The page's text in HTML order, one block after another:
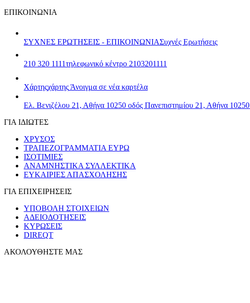
ΕΠΙΚΟΙΝΩΝΙΑ
ΣΥΧΝΕΣ ΕΡΩΤΗΣΕΙΣ - ΕΠΙΚΟΙΝΩΝΙΑΣυχνές Ερωτήσεις
210 320 1111τηλεφωνικό κέντρο 2103201111
Χάρτηςχάρτης Άνοιγμα σε νέα καρτέλα
Ελ. Βενιζέλου 21, Αθήνα 10250 οδός Πανεπιστημίου 21, Αθήνα 10250
ΓΙΑ ΙΔΙΩΤΕΣ
ΧΡΥΣΟΣ
ΤΡΑΠΕΖΟΓΡΑΜΜΑΤΙΑ ΕΥΡΩ
ΙΣΟΤΙΜΙΕΣ
ΑΝΑΜΝΗΣΤΙΚΑ ΣΥΛΛΕΚΤΙΚΑ
ΕΥΚΑΙΡΙΕΣ ΑΠΑΣΧΟΛΗΣΗΣ
ΓΙΑ ΕΠΙΧΕΙΡΗΣΕΙΣ
ΥΠΟΒΟΛΗ ΣΤΟΙΧΕΙΩΝ
ΑΔΕΙΟΔΟΤΗΣΕΙΣ
ΚΥΡΩΣΕΙΣ
DIREQT
ΑΚΟΛΟΥΘΗΣΤΕ ΜΑΣ